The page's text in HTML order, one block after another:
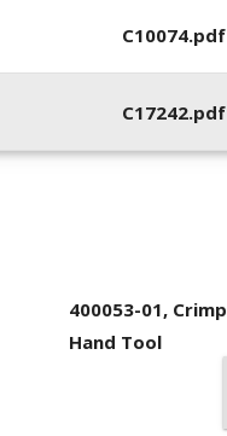
C10074.pdf
C17242.pdf
400053-01, Crimp
Hand Tool